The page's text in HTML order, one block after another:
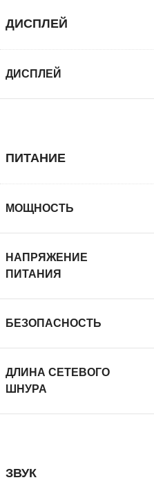
ДИСПЛЕЙ
ДИСПЛЕЙ
ПИТАНИЕ
МОЩНОСТЬ
НАПРЯЖЕНИЕ
ПИТАНИЯ
БЕЗОПАСНОСТЬ
ДЛИНА СЕТЕВОГО
ШНУРА
ЗВУК